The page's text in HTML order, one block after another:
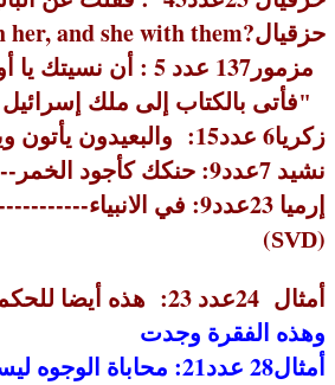
حزقيالand she with them?
مزمور137 عدد 5 : أن نسيتك يا
"فأتى بالكتاب إلى ملك
زكريا6 عدد15: والبعيدون يأتون ويبنون في هيكل الرب فتعلمون ان رب الجنود ارسلني اليكم.ويكون اذا سمعتم سمعا صوت الرب الهكم**** (
نشيد 7عدد9: حنكك كأجود الخمر-------- لحبيبي السائغة المرقرقة السائحة على شفاه النائمين (
إرميا
23عدد9: في
(
SVD
)
أمثال 24عدد 23 : هذه أيضا
وهذه الفقرة وجدت
أمثال28 عدد21: محاباة الوجوه ليست صالحة